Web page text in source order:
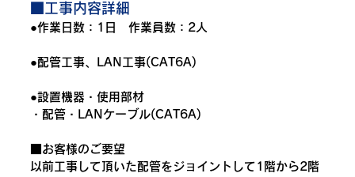
■工事内容詳細
●作業日数：1日　作業員数：2人
●配管工事、LAN工事(CAT6A)
●設置機器・使用部材
・配管・LANケーブル(CAT6A)
■お客様のご要望
以前工事して頂いた配管をジョイントして1階から2階